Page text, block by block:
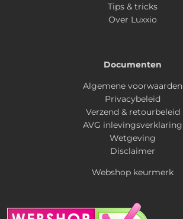
Tips & tricks
Over Luxxio
Documenten
Algemene voorwaarden
Privacybeleid
Verzend & retourbeleid
AVG inlevingsverklaring
Wetgeving
Disclaimer
Webshop keurmerk